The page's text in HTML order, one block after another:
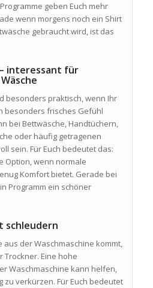
geben Euch mehr
wenn morgens noch ein Shirt
gebraucht wird, ist das
interessant für
besonders praktisch, wenn Ihr
besonders frisches Gefühl
bei Bettwäsche, Handtüchern,
oder häufig getragenen
sein. Für Euch bedeutet das:
Option, wenn normale
Komfort bietet. Gerade bei
Programm ein schöner
schleudern
aus der Waschmaschine kommt,
Trockner. Eine hohe
Waschmaschine kann helfen,
zu verkürzen. Für Euch bedeutet